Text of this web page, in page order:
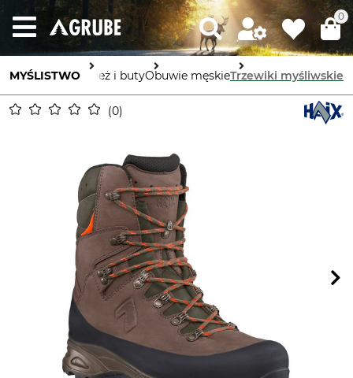
0
MYŚLISTWOOdzież i butyObuwie męskieTrzewiki myśliwskie
0